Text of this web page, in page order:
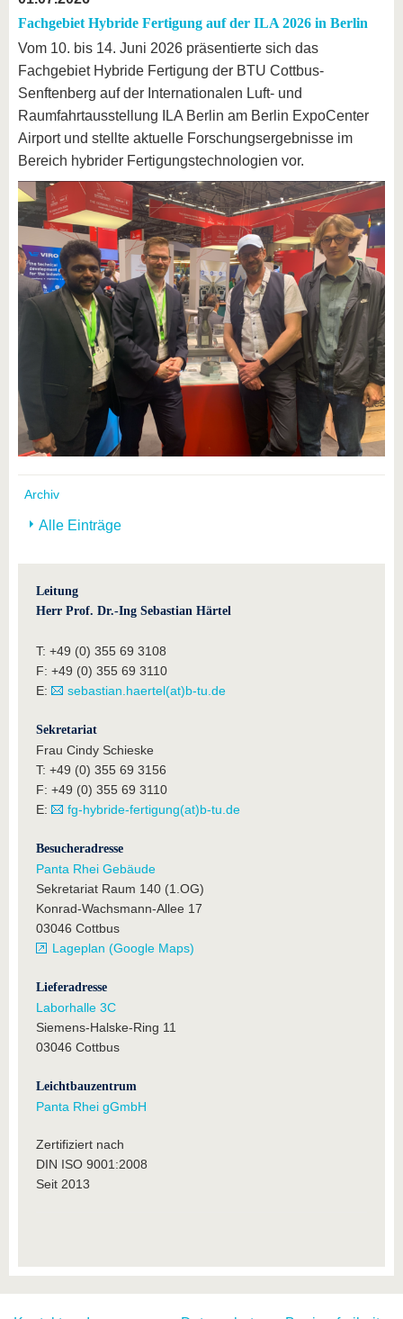
Fachgebiet Hybride Fertigung auf der ILA 2026 in Berlin
Vom 10. bis 14. Juni 2026 präsentierte sich das
Fachgebiet Hybride Fertigung der BTU Cottbus-
Senftenberg auf der Internationalen Luft- und
Raumfahrtausstellung ILA Berlin am Berlin ExpoCenter
Airport und stellte aktuelle Forschungsergebnisse im
Bereich hybrider Fertigungstechnologien vor.
Archiv
Alle Einträge
Leitung
Herr Prof. Dr.-Ing Sebastian Härtel
T: +49 (0) 355 69 3108
F: +49 (0) 355 69 3110
E:
sebastian.haertel(at)b-tu.de
Sekretariat
Frau Cindy Schieske
T: +49 (0) 355 69 3156
F: +49 (0) 355 69 3110
E:
fg-hybride-fertigung(at)b-tu.de
Besucheradresse
Panta Rhei Gebäude
Sekretariat Raum 140 (1.OG)
Konrad-Wachsmann-Allee 17
03046 Cottbus
Lageplan (Google Maps)
Lieferadresse
Laborhalle 3C
Siemens-Halske-Ring 11
03046 Cottbus
Leichtbauzentrum
Panta Rhei gGmbH
Zertifiziert nach
DIN ISO 9001:2008
Seit 2013